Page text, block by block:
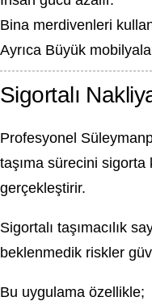
Bina merdivenleri
Ayrıca Büyük
Sigortalı
Profesyonel
taşıma sürecini sigorta
gerçekleştirir.
Sigortalı taşımacılık
beklenmedik riskler
Bu uygulama özellikle;